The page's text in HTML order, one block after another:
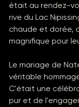
était au rendez-
rive du Lac
chaude et dorée,
magnifique pour
Le mariage de
véritable
C'était une
pur et de